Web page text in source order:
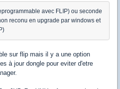
avec FLIP) ou seconde
reconu en upgrade par windows et
sur flip mais il y a une option
à jour dongle pour eviter d'etre